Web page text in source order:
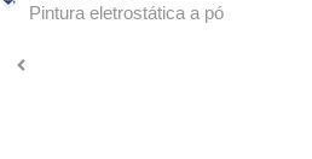
Pintura eletrostática a pó